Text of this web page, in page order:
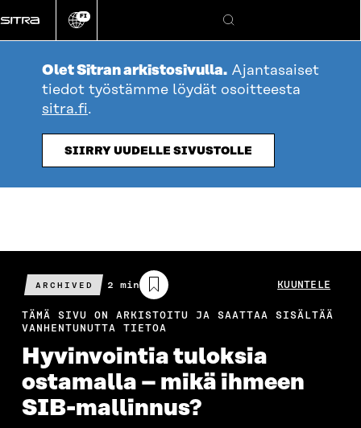
suoraan
sisältöön
Vaihda
kieli
FI
Hae
Olet Sitran arkistosivulla. Ajantasaiset
tiedot työstämme löydät osoitteesta
sitra.fi.
SIIRRY UUDELLE SIVUSTOLLE
ARCHIVED
Arvioitu
lukuaika
2 min KUUNTELE
TÄMÄ SIVU ON ARKISTOITU JA SAATTAA SISÄLTÄÄ
VANHENTUNUTTA TIETOA
Hyvinvointia tuloksia
ostamalla – mikä ihmeen
SIB-mallinnus?